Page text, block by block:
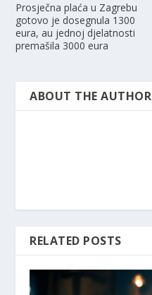
Prosječna plaća u Zagrebu
gotovo je dosegnula 1300
eura, au jednoj djelatnosti
premašila 3000 eura
ABOUT THE AUTHOR
RELATED POSTS